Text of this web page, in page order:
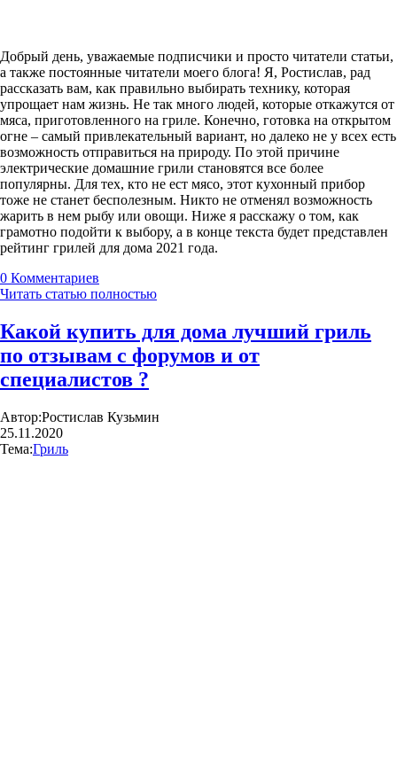
Добрый день, уважаемые подписчики и просто читатели статьи,
а также постоянные читатели моего блога! Я, Ростислав, рад
рассказать вам, как правильно выбирать технику, которая
упрощает нам жизнь. Не так много людей, которые откажутся от
мяса, приготовленного на гриле. Конечно, готовка на открытом
огне – самый привлекательный вариант, но далеко не у всех есть
возможность отправиться на природу. По этой причине
электрические домашние грили становятся все более
популярны. Для тех, кто не ест мясо, этот кухонный прибор
тоже не станет бесполезным. Никто не отменял возможность
жарить в нем рыбу или овощи. Ниже я расскажу о том, как
грамотно подойти к выбору, а в конце текста будет представлен
рейтинг грилей для дома 2021 года.
0 Комментариев
Читать статью полностью
Какой купить для дома лучший гриль
по отзывам с форумов и от
специалистов ?
Автор:Ростислав Кузьмин
25.11.2020
Тема:Гриль